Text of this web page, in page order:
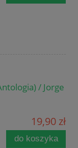
/ Jorge
19,90 zł
do koszyka